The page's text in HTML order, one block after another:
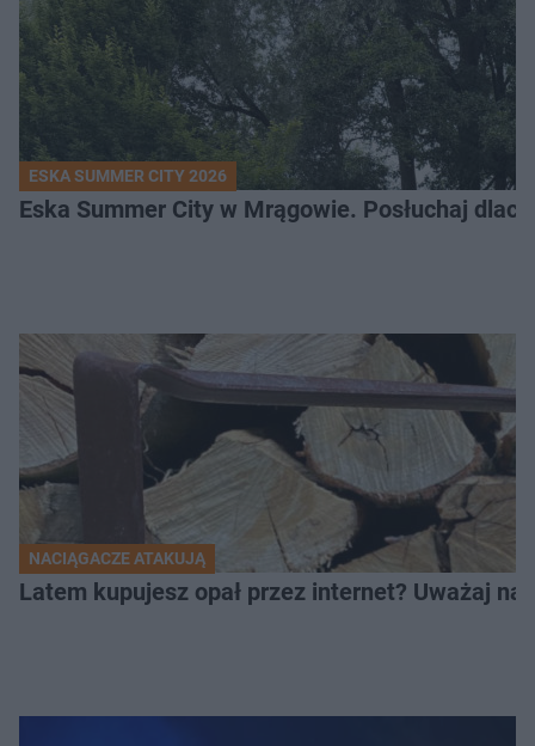
ESKA SUMMER CITY 2026
Eska Summer City w Mrągowie. Posłuchaj
NACIĄGACZE ATAKUJĄ
Latem kupujesz opał przez internet? Uważaj na